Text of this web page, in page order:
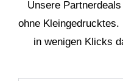
Unsere
ohne
in wenigen Klicks